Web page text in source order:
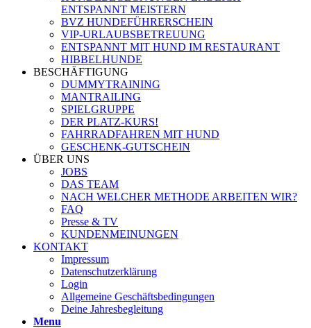
ENTSPANNT MEISTERN
BVZ HUNDEFÜHRERSCHEIN
VIP-URLAUBSBETREUUNG
ENTSPANNT MIT HUND IM RESTAURANT
HIBBELHUNDE
BESCHÄFTIGUNG
DUMMYTRAINING
MANTRAILING
SPIELGRUPPE
DER PLATZ-KURS!
FAHRRADFAHREN MIT HUND
GESCHENK-GUTSCHEIN
ÜBER UNS
JOBS
DAS TEAM
NACH WELCHER METHODE ARBEITEN WIR?
FAQ
Presse & TV
KUNDENMEINUNGEN
KONTAKT
Impressum
Datenschutzerklärung
Login
Allgemeine Geschäftsbedingungen
Deine Jahresbegleitung
Menu